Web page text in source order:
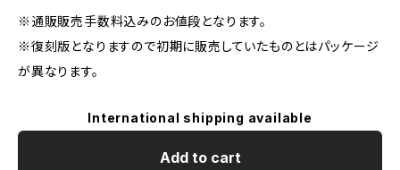
※通販販売手数料込みのお値段となります。
※復刻版となりますので初期に販売していたものとはパッケージ
が異なります。
International shipping available
Add to cart